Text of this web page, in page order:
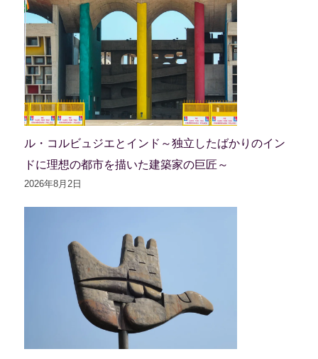
ル・コルビュジエとインド～独立したばかりのイン
ドに理想の都市を描いた建築家の巨匠～
2026年8月2日